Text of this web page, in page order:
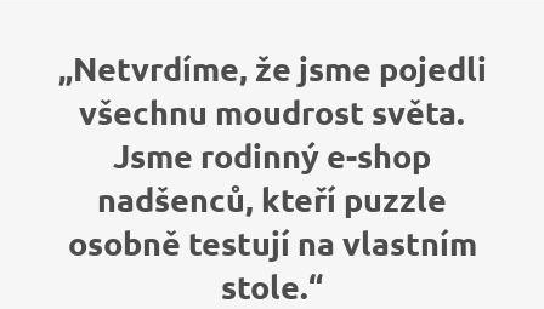
„Netvrdíme, že jsme pojedli
všechnu moudrost světa.
Jsme rodinný e-shop
nadšenců, kteří puzzle
osobně testují na vlastním
stole.“